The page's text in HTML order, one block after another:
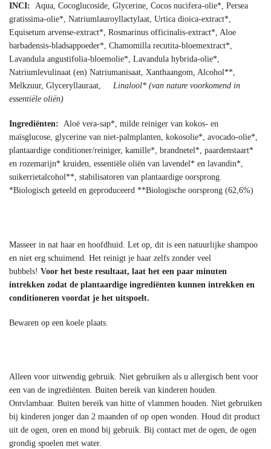
INCI: Aqua, Cocoglucoside, Glycerine, Cocos nucifera-olie*, Persea
gratissima-olie*, Natriumlauroyllactylaat, Urtica dioica-extract*,
Equisetum arvense-extract*, Rosmarinus officinalis-extract*, Aloe
barbadensis-bladsappoeder*, Chamomilla recutita-bloemextract*,
Lavandula angustifolia-bloemolie*, Lavandula hybrida-olie*,
Natriumlevulinaat (en) Natriumanisaat, Xanthaangom, Alcohol**,
Melkzuur, Glyceryllauraat,
Linalool* (van nature voorkomend in
essentiële oliën)
Ingrediënten: Aloë vera-sap*, milde reiniger van kokos- en
maïsglucose, glycerine van niet-palmplanten, kokosolie*, avocado-olie*,
plantaardige conditioner/reiniger, kamille*, brandnetel*, paardenstaart*
en rozemarijn* kruiden, essentiële oliën van lavendel* en lavandin*,
suikerrietalcohol**, stabilisatoren van plantaardige oorsprong.
*Biologisch geteeld en geproduceerd **Biologische oorsprong (62,6%)
Masseer in nat haar en hoofdhuid. Let op, dit is een natuurlijke shampoo
en niet erg schuimend. Het reinigt je haar zelfs zonder veel
bubbels! Voor het beste resultaat, laat het een paar minuten
intrekken zodat de plantaardige ingrediënten kunnen intrekken en
conditioneren voordat je het uitspoelt.
Bewaren op een koele plaats.
Alleen voor uitwendig gebruik. Niet gebruiken als u allergisch bent voor
een van de ingrediënten. Buiten bereik van kinderen houden.
Ontvlambaar. Buiten bereik van hitte of vlammen houden. Niet gebruiken
bij kinderen jonger dan 2 maanden of op open wonden. Houd dit product
uit de ogen, oren en mond bij gebruik. Bij contact met de ogen, de ogen
grondig spoelen met water.